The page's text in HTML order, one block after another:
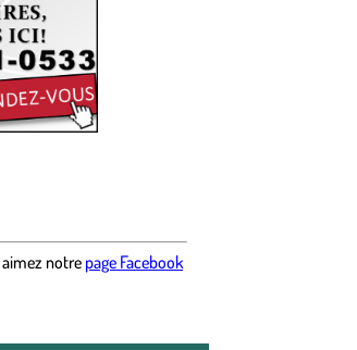
aimez notre page Facebook